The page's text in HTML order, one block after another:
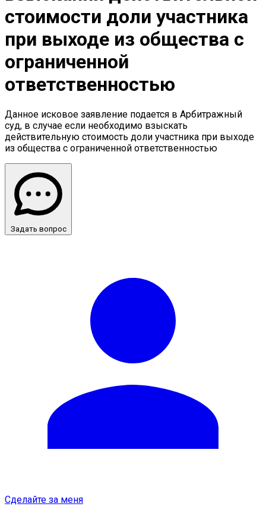
стоимости доли участника
при выходе из общества с
ограниченной
ответственностью
Данное исковое заявление подается в Арбитражный
суд, в случае если необходимо взыскать
действительную стоимость доли участника при выходе
из общества с ограниченной ответственностью
Задать вопрос
Сделайте за меня